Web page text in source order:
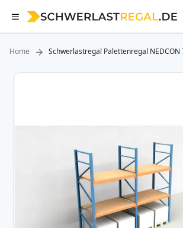
Home
Schwerlastregal Palettenregal NEDCON
Zum